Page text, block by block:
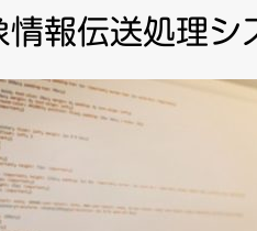
情報伝送処理